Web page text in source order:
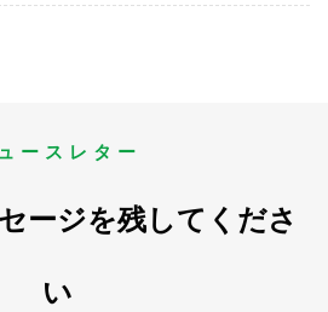
ースレター
ージを残してくださ
い